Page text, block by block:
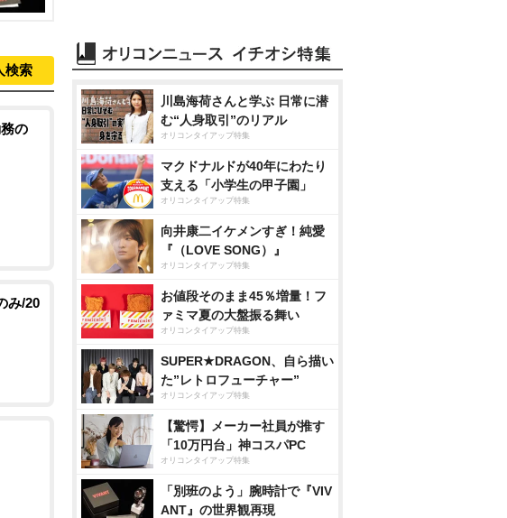
検索
の
み/20
川島海荷さんと学ぶ 日常に潜
む“人身取引”のリアル
オリコンタイアップ特集
マクドナルドが40年にわたり
支える「小学生の甲子園」
オリコンタイアップ特集
向井康二イケメンすぎ！純愛
『（LOVE SONG）』
オリコンタイアップ特集
お値段そのまま45％増量！フ
ァミマ夏の大盤振る舞い
オリコンタイアップ特集
SUPER★DRAGON、自ら描い
た”レトロフューチャー”
オリコンタイアップ特集
【驚愕】メーカー社員が推す
「10万円台」神コスパPC
オリコンタイアップ特集
「別班のよう」腕時計で『VIV
ANT』の世界観再現